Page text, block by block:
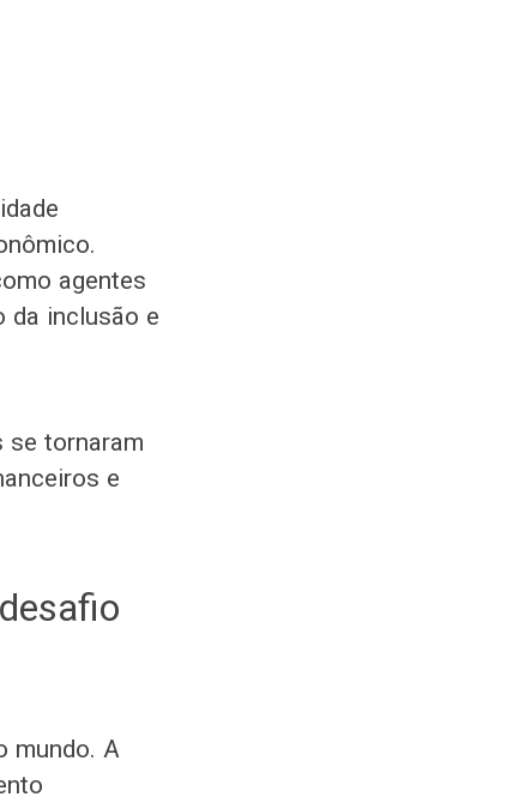
agentes
da inclusão e
se tornaram
e
mundo. A